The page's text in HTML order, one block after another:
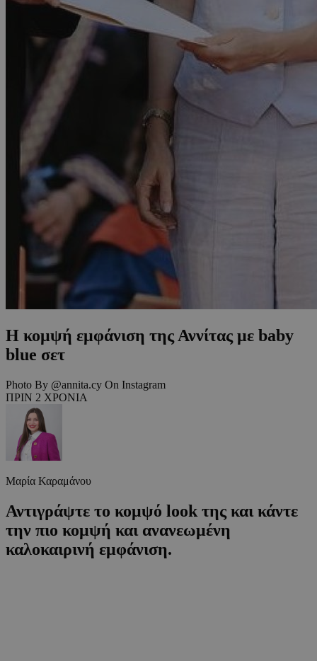
Η κομψή εμφάνιση της Αννίτας με baby
blue σετ
Photo By @annita.cy On Instagram
ΠΡΙΝ 2 ΧΡΟΝΙΑ
Μαρία Καραμάνου
Αντιγράψτε το κομψό look της και κάντε
την πιο κομψή και ανανεωμένη
καλοκαιρινή εμφάνιση.